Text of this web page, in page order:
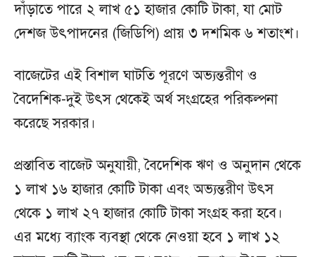
দাঁড়াতে পারে ২ লাখ ৫১ হাজার কোটি টাকা, যা মোট
দেশজ উৎপাদনের (জিডিপি) প্রায় ৩ দশমিক ৬ শতাংশ।
বাজেটের এই বিশাল ঘাটতি পূরণে অভ্যন্তরীণ ও
বৈদেশিক-দুই উৎস থেকেই অর্থ সংগ্রহের পরিকল্পনা
করেছে সরকার।
প্রস্তাবিত বাজেট অনুযায়ী, বৈদেশিক ঋণ ও অনুদান থেকে
১ লাখ ১৬ হাজার কোটি টাকা এবং অভ্যন্তরীণ উৎস
থেকে ১ লাখ ২৭ হাজার কোটি টাকা সংগ্রহ করা হবে।
এর মধ্যে ব্যাংক ব্যবস্থা থেকে নেওয়া হবে ১ লাখ ১২